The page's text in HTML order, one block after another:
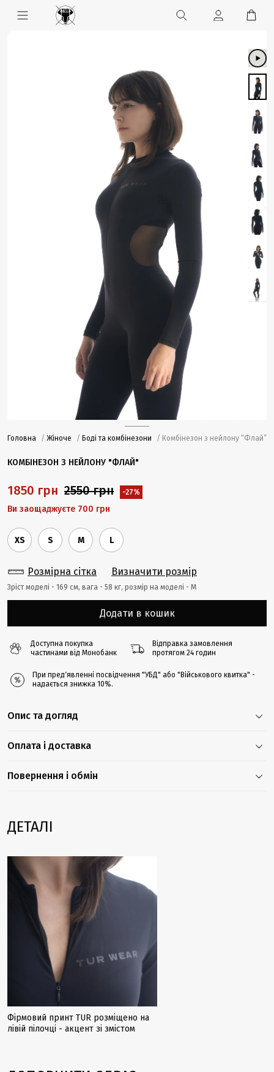
Головна / Жіноче / Боді та комбінезони / Комбінезон з нейлону “Флай”
КОМБІНЕЗОН З НЕЙЛОНУ "ФЛАЙ"
1850 грн 2550 грн -27%
Ви заощаджуєте 700 грн
XS S M L
Розмірна сітка Визначити розмір
Зріст моделі - 169 cм, вага - 58 кг, розмір на моделі - M
Додати в кошик
Доступна покупка
частинами від Монобанк
Відправка замовлення
протягом 24 годин
При предʼявленні посвідчення "УБД" або "Військового квитка" -
надається знижка 10%.
Опис та догляд
Оплата і доставка
Повернення і обмін
ДЕТАЛІ
Фірмовий принт TUR розміщено на
лівій пілочці - акцент зі змістом